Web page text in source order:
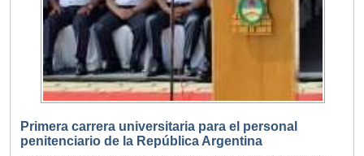
Primera carrera universitaria para el personal
penitenciario de la República Argentina